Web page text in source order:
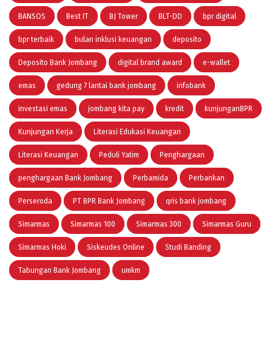
BANSOS Best IT BJ Tower BLT-DD bpr digital
bpr terbaik bulan inklusi keuangan deposito
Deposito Bank Jombang digital brand award e-wallet
emas gedung 7 lantai bank jombang infobank
investasi emas jombang kita pay kredit kunjunganBPR
Kunjungan Kerja Literasi Edukasi Keuangan
Literasi Keuangan Peduli Yatim Penghargaan
penghargaan Bank Jombang Perbamida Perbankan
Perseroda PT BPR Bank Jombang qris bank jombang
Simarmas Simarmas 100 Simarmas 300 Simarmas Guru
Simarmas Hoki Siskeudes Online Studi Banding
Tabungan Bank Jombang umkm